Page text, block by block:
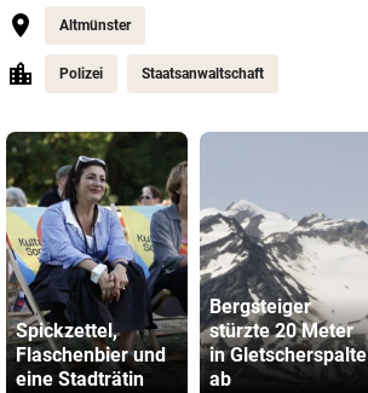
Altmünster
Polizei Staatsanwaltschaft
Spickzettel,
Flaschenbier und
eine Stadträtin
Bergsteiger
stürzte 20 Meter
in Gletscherspalte
ab